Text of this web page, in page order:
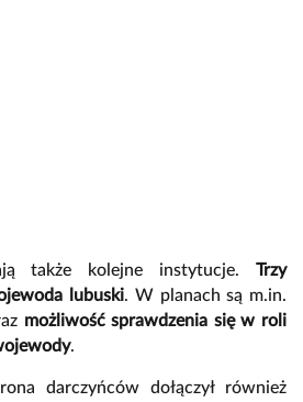
także kolejne instytucje. Trzy
lubuski. W planach są m.in.
możliwość sprawdzenia się w roli
.
darczyńców dołączył również